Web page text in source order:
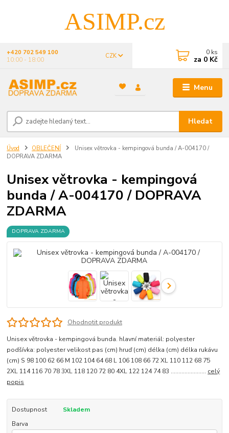
ASIMP.cz
Menu
CZK
Hledat
+420 702 549 100
10:00 - 18:00
0 ks
za 0 Kč
Úvod OBLEČENÍ
Unisex větrovka - kempingová bunda / A-004170 /
DOPRAVA ZDARMA
Unisex větrovka - kempingová
bunda / A-004170 / DOPRAVA
ZDARMA
DOPRAVA ZDARMA
Ohodnotit produkt
Unisex větrovka - kempingová bunda. hlavní materiál: polyester
podšívka: polyester velikost pas (cm) hruď (cm) délka (cm) délka rukávu
(cm) S 98 100 62 66 M 102 104 64 68 L 106 108 66 72 XL 110 112 68 75
2XL 114 116 70 78 3XL 118 120 72 80 4XL 122 124 74 83 ....................... celý
popis
Dostupnost
Skladem
Barva